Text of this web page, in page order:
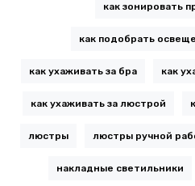
как зонировать
как подобрать
как ухаживать за бра как
как ухаживать за люстрой
люстры люстры ручной
накладные светильники